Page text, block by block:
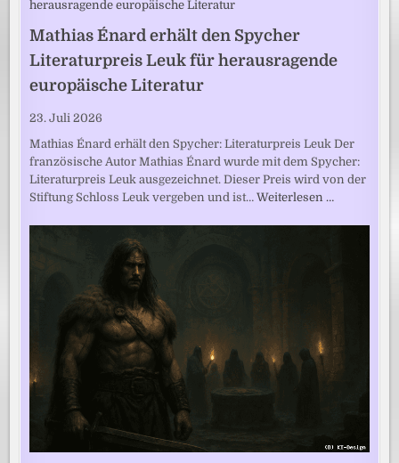
Mathias Énard erhält den Spycher
Literaturpreis Leuk für herausragende
europäische Literatur
23. Juli 2026
Mathias Énard erhält den Spycher: Literaturpreis Leuk Der
französische Autor Mathias Énard wurde mit dem Spycher:
Literaturpreis Leuk ausgezeichnet. Dieser Preis wird von der
Stiftung Schloss Leuk vergeben und ist…Weiterlesen …